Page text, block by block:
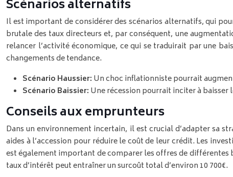
Scénarios alternatifs
Il est important de considérer des scénarios alternatifs, qui
brutale des taux directeurs et, par conséquent, une
relancer l’activité économique, ce qui se traduirait par une
changements de tendance.
Scénario Haussier: Un choc inflationniste pourrait
Scénario Baissier: Une récession pourrait inciter à baisser
Conseils aux emprunteurs
Dans un environnement incertain, il est crucial d’adapter sa
aides à l’accession pour réduire le coût de leur crédit. Les
est également important de comparer les offres de différentes
taux d’intérêt peut entraîner un surcoût total d’environ 10 700€.